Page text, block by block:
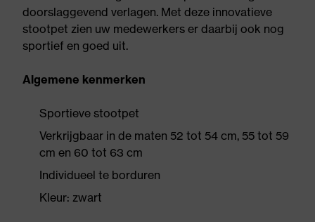
doorslaggevend verlagen. Met deze innovatieve
stootpet zien uw medewerkers er daarbij ook nog
sportief en goed uit.
Algemene kenmerken
Sportieve stootpet
Verkrijgbaar in de maten 52 tot 54 cm, 55 tot 59
cm en 60 tot 63 cm
Individueel te borduren
Kleur: zwart